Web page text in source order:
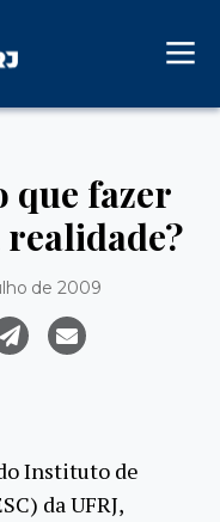
que fazer
de 2009
Instituto de
da UFRJ,